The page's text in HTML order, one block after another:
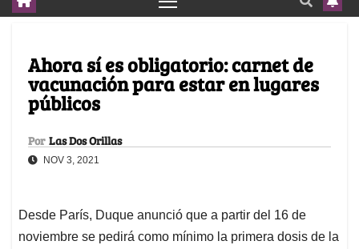
Ahora sí es obligatorio: carnet de
vacunación para estar en lugares
públicos
Por Las Dos Orillas
NOV 3, 2021
Desde París, Duque anunció que a partir del 16 de
noviembre se pedirá como mínimo la primera dosis de la